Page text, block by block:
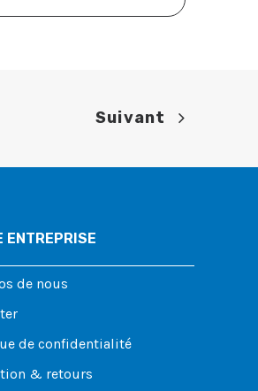
Suivant
ENTREPRISE
de nous
de confidentialité
& retours